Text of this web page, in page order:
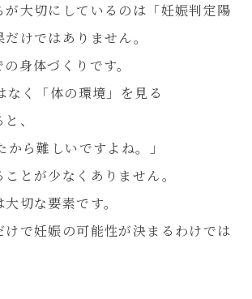
が大切にしているのは「妊娠判定陽
けではありません。
身体づくりです。
なく「体の環境」を見る
、
から難しいですよね。」
とが少なくありません。
切な要素です。
けで妊娠の可能性が決まるわけでは